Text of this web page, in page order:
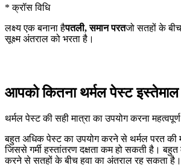
* क्रॉस विधि
लक्ष्य एक बनाना हैपतली, समान परतजो सतहों के बीच
सूक्ष्म अंतराल को भरता है।
आपको कितना थर्मल पेस्ट इस्तेमाल
थर्मल पेस्ट की सही मात्रा का उपयोग करना
बहुत अधिक पेस्ट का उपयोग करने से थर्मल परत की
जिससे गर्मी हस्तांतरण दक्षता कम हो सकती है।
करने से सतहों के बीच हवा का अंतराल रह सकता है।